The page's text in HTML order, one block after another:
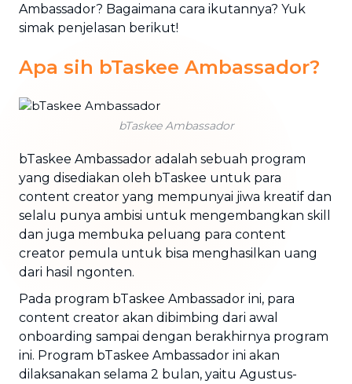
Ambassador? Bagaimana cara ikutannya? Yuk
simak penjelasan berikut!
Apa sih bTaskee Ambassador?
bTaskee Ambassador
bTaskee Ambassador adalah sebuah program
yang disediakan oleh bTaskee untuk para
content creator yang mempunyai jiwa kreatif dan
selalu punya ambisi untuk mengembangkan skill
dan juga membuka peluang para content
creator pemula untuk bisa menghasilkan uang
dari hasil ngonten.
Pada program bTaskee Ambassador ini, para
content creator akan dibimbing dari awal
onboarding sampai dengan berakhirnya program
ini. Program bTaskee Ambassador ini akan
dilaksanakan selama 2 bulan, yaitu Agustus-